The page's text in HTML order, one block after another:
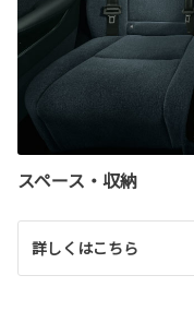
スペース・収納
詳しくはこちら